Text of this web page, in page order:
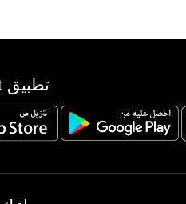
تطبيق CogniFit